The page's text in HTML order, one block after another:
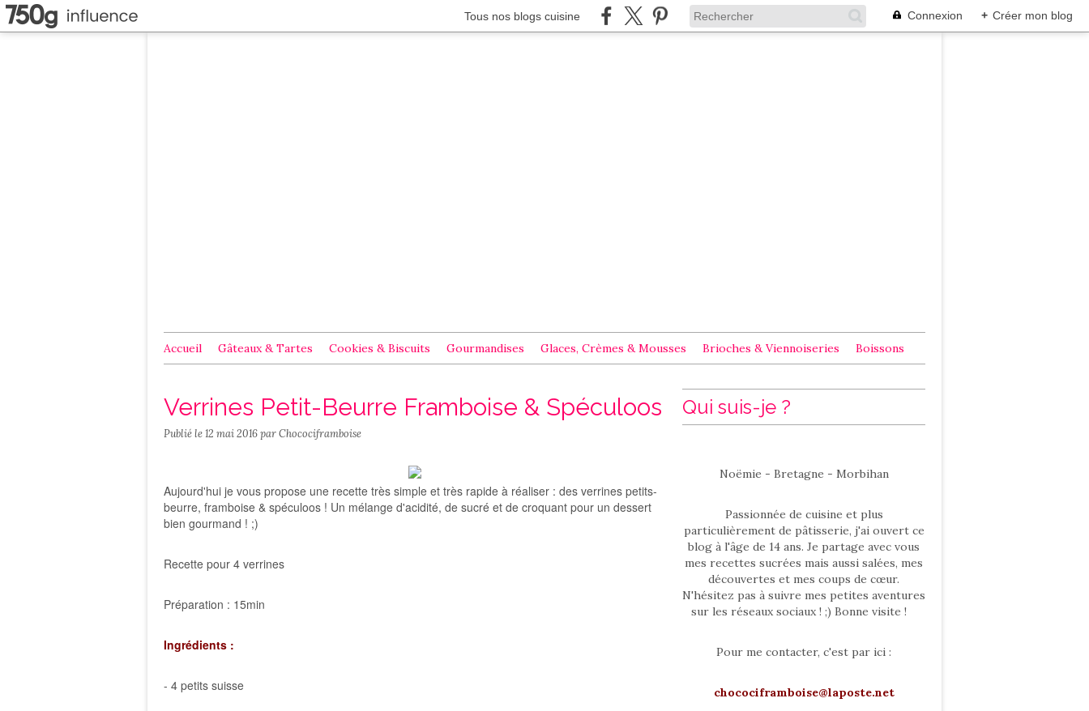
Tous nos blogs cuisine Connexion + Créer mon blog
Accueil Gâteaux & Tartes Cookies & Biscuits Gourmandises Glaces, Crèmes & Mousses Brioches & Viennoiseries Boissons
Verrines Petit-Beurre Framboise & Spéculoos
Publié le12 mai 2016par Chocociframboise
Aujourd'hui je vous propose une recette très simple et très rapide à réaliser : des verrines petits-
beurre, framboise & spéculoos ! Un mélange d'acidité, de sucré et de croquant pour un dessert
bien gourmand ! ;)
Recette pour 4 verrines
Préparation : 15min
Ingrédients :
- 4 petits suisse
Qui suis-je ?
Noëmie - Bretagne - Morbihan
Passionnée de cuisine et plus
particulièrement de pâtisserie, j'ai ouvert ce
blog à l'âge de 14 ans. Je partage avec vous
mes recettes sucrées mais aussi salées, mes
découvertes et mes coups de cœur.
N'hésitez pas à suivre mes petites aventures
sur les réseaux sociaux ! ;) Bonne visite !
Pour me contacter, c'est par ici :
chocociframboise@laposte.net